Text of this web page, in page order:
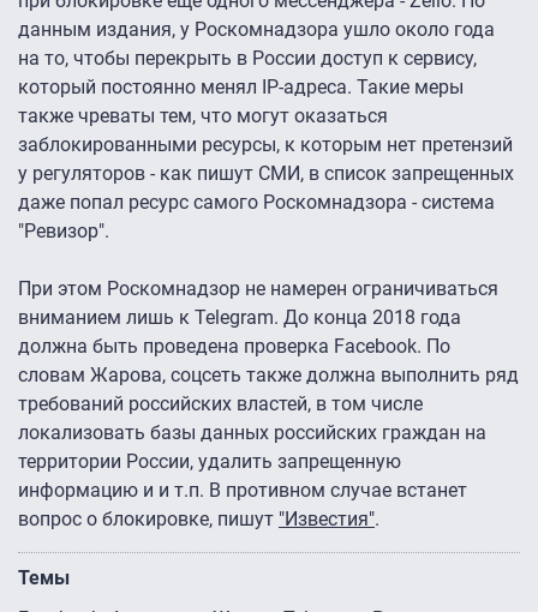
данным издания, у Роскомнадзора ушло около года
на то, чтобы перекрыть в России доступ к сервису,
который постоянно менял IP-адреса. Такие меры
также чреваты тем, что могут оказаться
заблокированными ресурсы, к которым нет претензий
у регуляторов - как пишут СМИ, в список запрещенных
даже попал ресурс самого Роскомнадзора - система
"Ревизор".
При этом Роскомнадзор не намерен ограничиваться
вниманием лишь к Telegram. До конца 2018 года
должна быть проведена проверка Facebook. По
словам Жарова, соцсеть также должна выполнить ряд
требований российских властей, в том числе
локализовать базы данных российских граждан на
территории России, удалить запрещенную
информацию и и т.п. В противном случае встанет
вопрос о блокировке, пишут "Известия".
Темы